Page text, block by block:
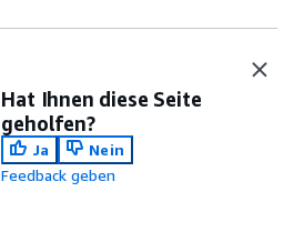
Hat Ihnen diese Seite
geholfen?
Ja
Nein
Feedback geben